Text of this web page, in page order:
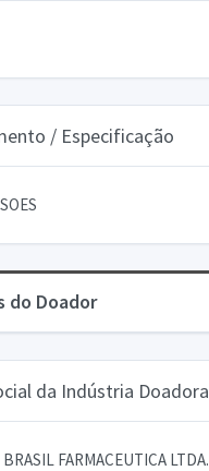
/ Especificação
do Doador
da Indústria Doadora
FARMACEUTICA LTDA.